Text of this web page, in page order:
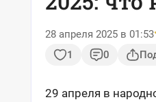
28 апреля 2025 в 01:53
1
0
29 апреля в